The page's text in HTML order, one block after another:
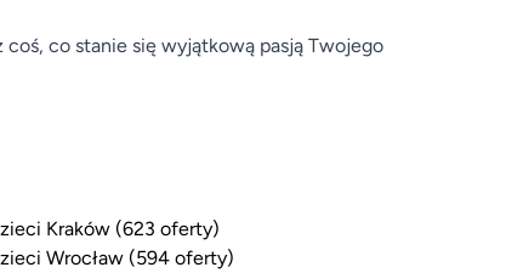
coś, co stanie się wyjątkową pasją Twojego
Kraków (623 oferty)
Wrocław (594 oferty)